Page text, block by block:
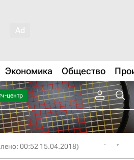
Экономика Общество
центр
00:52 15.04.2018)